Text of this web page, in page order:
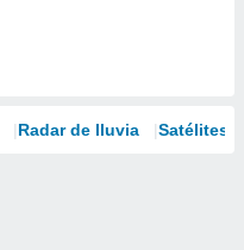
Radar de lluvia Satélites